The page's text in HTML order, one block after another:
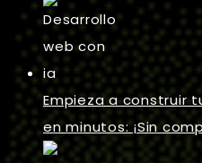
Empieza a construir
en minutos: ¡Sin